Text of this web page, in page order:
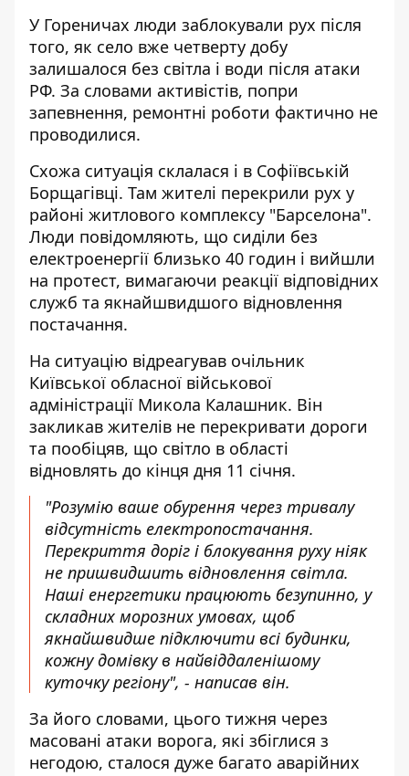
У Гореничах люди заблокували рух після
того, як село вже четверту добу
залишалося без світла і води після атаки
РФ. За словами активістів, попри
запевнення, ремонтні роботи фактично не
проводилися.
Схожа ситуація склалася і в Софіївській
Борщагівці. Там жителі перекрили рух у
районі житлового комплексу "Барселона".
Люди повідомляють, що сиділи без
електроенергії близько 40 годин і вийшли
на протест, вимагаючи реакції відповідних
служб та якнайшвидшого відновлення
постачання.
На ситуацію відреагував очільник
Київської обласної військової
адміністрації Микола Калашник. Він
закликав жителів не перекривати дороги
та пообіцяв, що світло в області
відновлять до кінця дня 11 січня.
"Розумію ваше обурення через тривалу
відсутність електропостачання.
Перекриття доріг і блокування руху ніяк
не пришвидшить відновлення світла.
Наші енергетики працюють безупинно, у
складних морозних умовах, щоб
якнайшвидше підключити всі будинки,
кожну домівку в найвіддаленішому
куточку регіону", - написав він.
За його словами, цього тижня через
масовані атаки ворога, які збіглися з
негодою, сталося дуже багато аварійних